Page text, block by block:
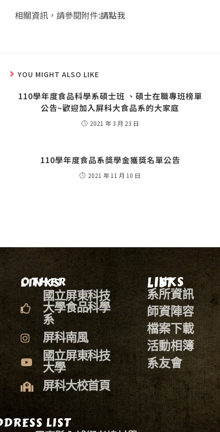
相關資訊，請參閱附件:請點我
YOU MIGHT ALSO LIKE
110學年度食品科學系碩士班 、碩士在職專班榜單
公告~歡迎加入屏科大食品系的大家庭
2021 年 3 月 23 日
110學年度食品系獎學金獲獎名單公告
2021 年 11 月 10 日
LIST
LINKS LIST
系所資訊
師資陣容
檔案下載
活動相簿
系友會
OTHER LINKS
國立屏東科技
大學食品科學
系
屏科南風
國立屏東科技
大學
屏科大校首頁